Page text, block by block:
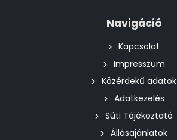
Navigáció
Kapcsolat
Impresszum
Közérdekű adatok
Adatkezelés
Süti Tájékoztató
Állásajánlatok